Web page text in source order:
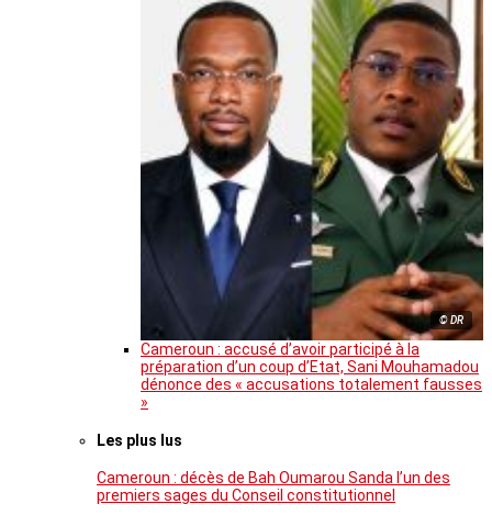
© DR
Cameroun : accusé d’avoir participé à la
préparation d’un coup d’Etat, Sani Mouhamadou
dénonce des « accusations totalement fausses
»
Les plus lus
Cameroun : décès de Bah Oumarou Sanda l’un des
premiers sages du Conseil constitutionnel